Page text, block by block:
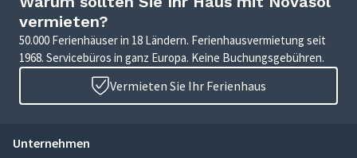
vermieten?
50.000 Ferienhäuser in 18 Ländern. Ferienhausvermietung seit
1968. Servicebüros in ganz Europa. Keine Buchungsgebühren.
Vermieten Sie Ihr Ferienhaus
Unternehmen